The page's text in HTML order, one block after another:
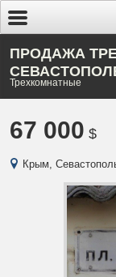
ПРОДАЖА
Трехкомнатные
67 000 $
Крым,